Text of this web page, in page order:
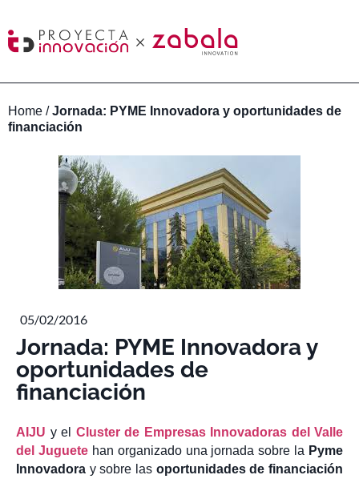
Home /Jornada: PYME Innovadora y oportunidades de
financiación
05/02/2016
Jornada: PYME Innovadora y
oportunidades de
financiación
AIJU y el Cluster de Empresas Innovadoras del Valle
del Juguetehan organizado una jornada sobre la Pyme
Innovadora y sobre las oportunidades de financiación